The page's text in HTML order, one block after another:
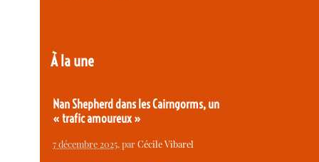
À la une
Nan Shepherd dans les Cairngorms, un
« trafic amoureux »
7 décembre 2025, parCécile Vibarel